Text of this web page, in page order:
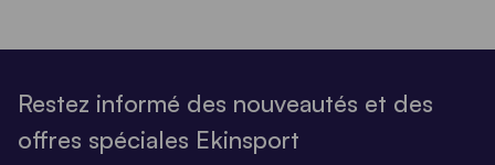
Restez informé des nouveautés et des
offres spéciales Ekinsport